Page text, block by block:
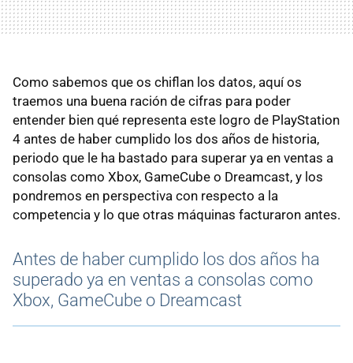
Como sabemos que os chiflan los datos, aquí os
traemos una buena ración de cifras para poder
entender bien qué representa este logro de PlayStation
4 antes de haber cumplido los dos años de historia,
periodo que le ha bastado para superar ya en ventas a
consolas como Xbox, GameCube o Dreamcast, y los
pondremos en perspectiva con respecto a la
competencia y lo que otras máquinas facturaron antes.
Antes de haber cumplido los dos años ha
superado ya en ventas a consolas como
Xbox, GameCube o Dreamcast